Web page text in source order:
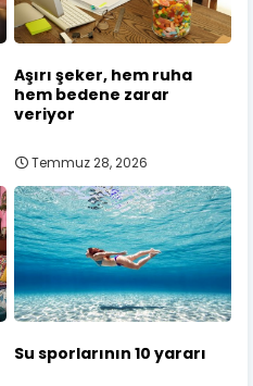
Aşırı şeker, hem ruha
hem bedene zarar
veriyor
Temmuz 28, 2026
Su sporlarının 10 yararı